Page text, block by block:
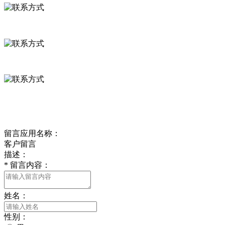
留言应用名称：
客户留言
描述：
* 留言内容：
姓名：
性别：